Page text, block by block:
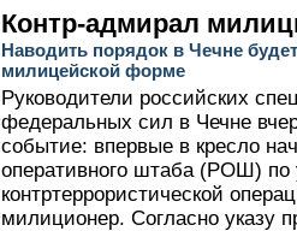
Контр-адмирал
Наводить порядок в Чечне
милицейской форме
Руководители российских
федеральных сил в Чечне
событие: впервые в кресло
оперативного штаба (РОШ) по
контртеррористической
милиционер. Согласно указу